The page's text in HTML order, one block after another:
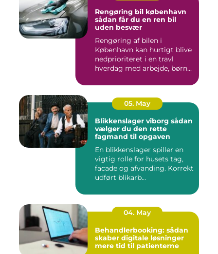
Rengøring bil københavn
sådan får du en ren bil
uden besvær
Rengøring af bilen i
København kan hurtigt blive
nedprioriteret i en travl
hverdag med arbejde, børn...
05. May
Blikkenslager viborg sådan
vælger du den rette
fagmand til opgaven
En blikkenslager spiller en
vigtig rolle for husets tag,
facade og afvanding. Korrekt
udført blikarb...
04. May
Behandlerbooking: sådan
skaber digitale løsninger
mere tid til patienterne